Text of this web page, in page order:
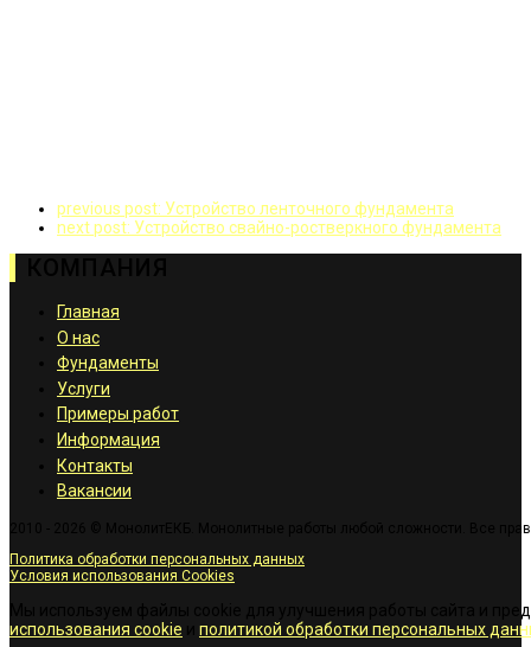
previous post: Устройство ленточного фундамента
next post: Устройство свайно-ростверкного фундамента
Главная
О нас
Фундаменты
Услуги
Примеры работ
Информация
Контакты
Вакансии
2010 - 2026 © МонолитЕКБ. Монолитные работы любой сложности. Все
Политика обработки персональных данных
Условия использования Cookies
Мы используем файлы cookie для улучшения работы сайта и
использования cookie
политикой обработки персональных